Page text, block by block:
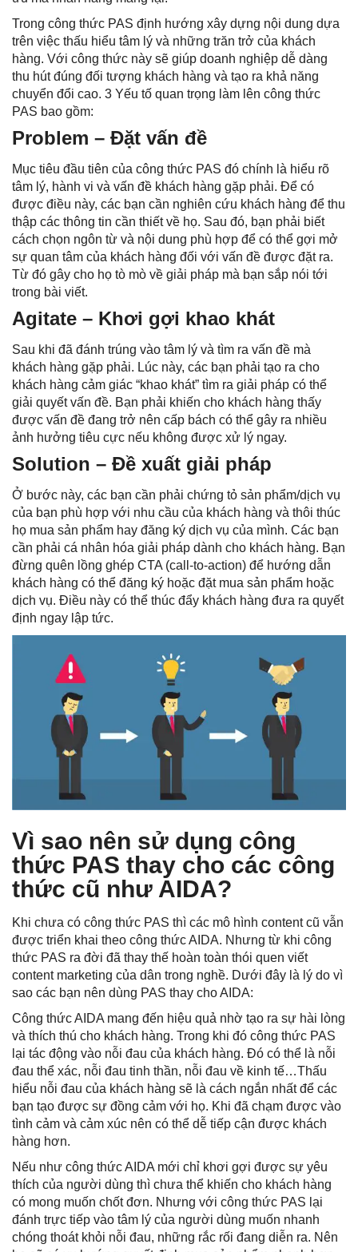
Trong công thức PAS định hướng xây dựng nội dung dựa
trên việc thấu hiểu tâm lý và những trăn trở của khách
hàng. Với công thức này sẽ giúp doanh nghiệp dễ dàng
thu hút đúng đối tượng khách hàng và tạo ra khả năng
chuyển đổi cao. 3 Yếu tố quan trọng làm lên công thức
PAS bao gồm:
Problem – Đặt vấn đề
Mục tiêu đầu tiên của công thức PAS đó chính là hiểu rõ
tâm lý, hành vi và vấn đề khách hàng gặp phải. Để có
được điều này, các bạn cần nghiên cứu khách hàng để thu
thập các thông tin cần thiết về họ. Sau đó, bạn phải biết
cách chọn ngôn từ và nội dung phù hợp để có thể gợi mở
sự quan tâm của khách hàng đối với vấn đề được đặt ra.
Từ đó gây cho họ tò mò về giải pháp mà bạn sắp nói tới
trong bài viết.
Agitate – Khơi gợi khao khát
Sau khi đã đánh trúng vào tâm lý và tìm ra vấn đề mà
khách hàng gặp phải. Lúc này, các bạn phải tạo ra cho
khách hàng cảm giác “khao khát” tìm ra giải pháp có thể
giải quyết vấn đề. Bạn phải khiến cho khách hàng thấy
được vấn đề đang trở nên cấp bách có thể gây ra nhiều
ảnh hưởng tiêu cực nếu không được xử lý ngay.
Solution – Đề xuất giải pháp
Ở bước này, các bạn cần phải chứng tỏ sản phẩm/dịch vụ
của bạn phù hợp với nhu cầu của khách hàng và thôi thúc
họ mua sản phẩm hay đăng ký dịch vụ của mình. Các bạn
cần phải cá nhân hóa giải pháp dành cho khách hàng. Bạn
đừng quên lồng ghép CTA (call-to-action) để hướng dẫn
khách hàng có thể đăng ký hoặc đặt mua sản phẩm hoặc
dịch vụ. Điều này có thể thúc đẩy khách hàng đưa ra quyết
định ngay lập tức.
Vì sao nên sử dụng công
thức PAS thay cho các công
thức cũ như AIDA?
Khi chưa có công thức PAS thì các mô hình content cũ vẫn
được triển khai theo công thức AIDA. Nhưng từ khi công
thức PAS ra đời đã thay thế hoàn toàn thói quen viết
content marketing của dân trong nghề. Dưới đây là lý do vì
sao các bạn nên dùng PAS thay cho AIDA:
Công thức AIDA mang đến hiệu quả nhờ tạo ra sự hài lòng
và thích thú cho khách hàng. Trong khi đó công thức PAS
lại tác động vào nỗi đau của khách hàng. Đó có thể là nỗi
đau thể xác, nỗi đau tinh thần, nỗi đau về kinh tế…Thấu
hiểu nỗi đau của khách hàng sẽ là cách ngắn nhất để các
bạn tạo được sự đồng cảm với họ. Khi đã chạm được vào
tình cảm và cảm xúc nên có thể dễ tiếp cận được khách
hàng hơn.
Nếu như công thức AIDA mới chỉ khơi gợi được sự yêu
thích của người dùng thì chưa thể khiến cho khách hàng
có mong muốn chốt đơn. Nhưng với công thức PAS lại
đánh trực tiếp vào tâm lý của người dùng muốn nhanh
chóng thoát khỏi nỗi đau, những rắc rối đang diễn ra. Nên